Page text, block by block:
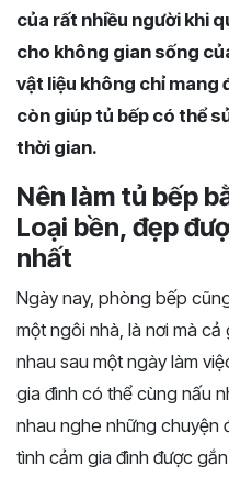
của rất nhiều người khi
cho không gian sống
vật liệu không chỉ mang
còn giúp tủ bếp có thể
thời gian.
Nên làm tủ bếp
Loại bền, đẹp
nhất
Ngày nay, phòng bếp
một ngôi nhà, là nơi mà
nhau sau một ngày làm
gia đình có thể cùng nấu
nhau nghe những chuyện
tình cảm gia đình được